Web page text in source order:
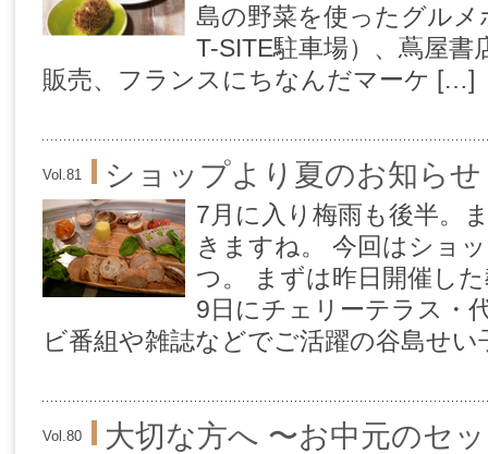
島の野菜を使ったグル
T-SITE駐車場）、蔦屋
販売、フランスにちなんだマーケ […]
Vol.81 ショップより夏のお知らせ
7月に入り梅雨も後半。
きますね。 今回はショ
つ。 まずは昨日開催し
9日にチェリーテラス・
ビ番組や雑誌などでご活躍の谷島せ
Vol.80 大切な方へ 〜お中元のセ